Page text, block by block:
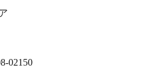
02150